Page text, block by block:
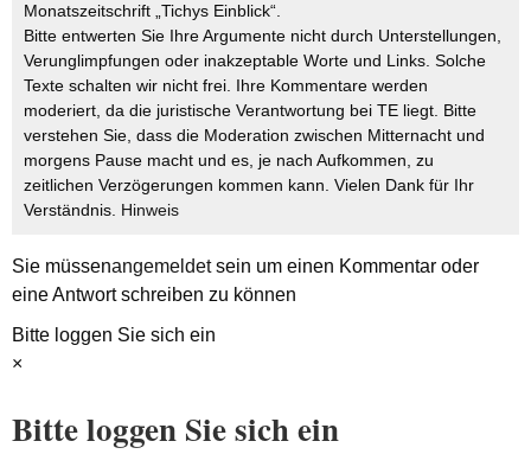
Monatszeitschrift „Tichys Einblick“.
Bitte entwerten Sie Ihre Argumente nicht durch Unterstellungen,
Verunglimpfungen oder inakzeptable Worte und Links. Solche
Texte schalten wir nicht frei. Ihre Kommentare werden
moderiert, da die juristische Verantwortung bei TE liegt. Bitte
verstehen Sie, dass die Moderation zwischen Mitternacht und
morgens Pause macht und es, je nach Aufkommen, zu
zeitlichen Verzögerungen kommen kann. Vielen Dank für Ihr
Verständnis. Hinweis
Sie müssenangemeldetsein um einen Kommentar oder
eine Antwort schreiben zu können
Bitte loggen Sie sich ein
×
Bitte loggen Sie sich ein